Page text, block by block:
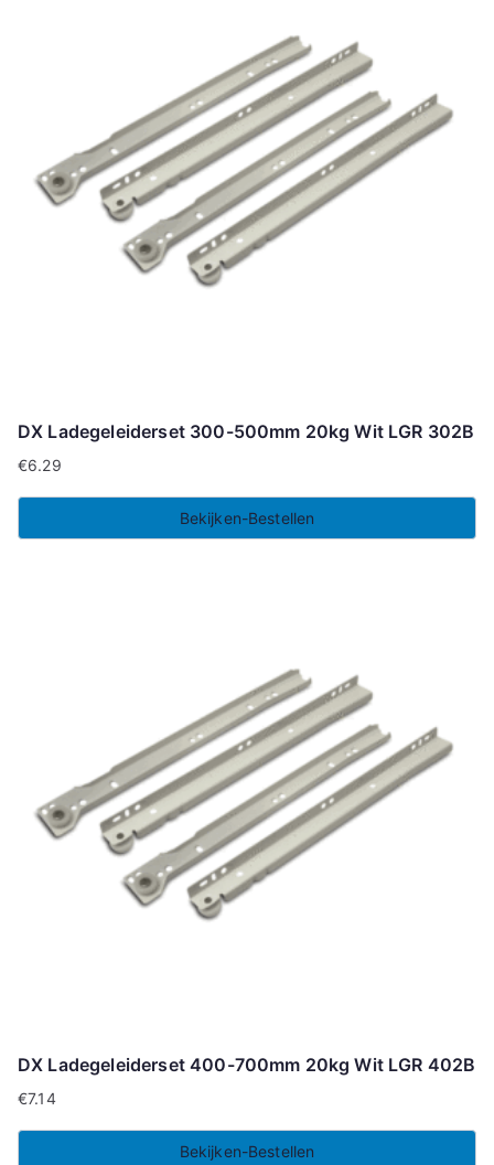
DX Ladegeleiderset 300-500mm 20kg Wit LGR 302B
€6.29
Bekijken-Bestellen
DX Ladegeleiderset 400-700mm 20kg Wit LGR 402B
€7.14
Bekijken-Bestellen